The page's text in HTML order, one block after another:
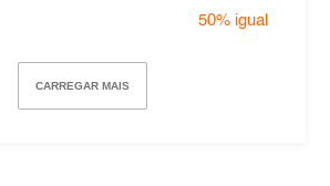
50% igual
CARREGAR MAIS